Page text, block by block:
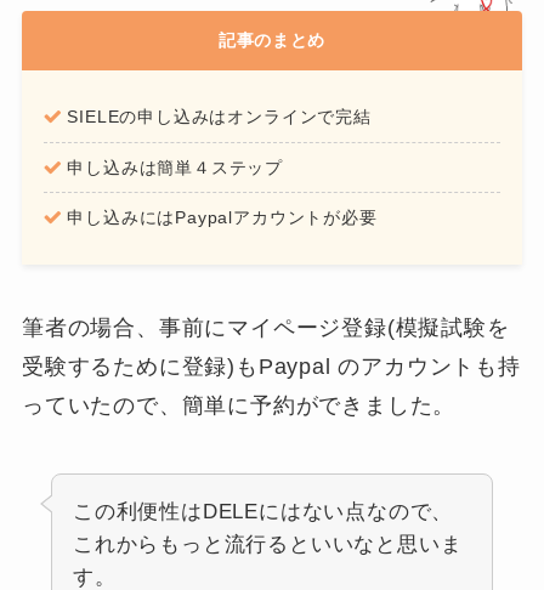
記事のまとめ
SIELEの申し込みはオンラインで完結
申し込みは簡単４ステップ
申し込みにはPaypalアカウントが必要
筆者の場合、事前にマイページ登録(模擬試験を
受験するために登録)もPaypal のアカウントも持
っていたので、簡単に予約ができました。
この利便性はDELEにはない点なので、
これからもっと流行るといいなと思いま
す。